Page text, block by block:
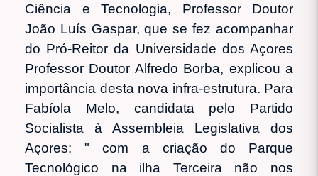
Ciência e Tecnologia, Professor Doutor
João Luís Gaspar, que se fez acompanhar
do Pró-Reitor da Universidade dos Açores
Professor Doutor Alfredo Borba, explicou a
importância desta nova infra-estrutura. Para
Fabíola Melo, candidata pelo Partido
Socialista à Assembleia Legislativa dos
Açores: " com a criação do Parque
Tecnológico na ilha Terceira não nos